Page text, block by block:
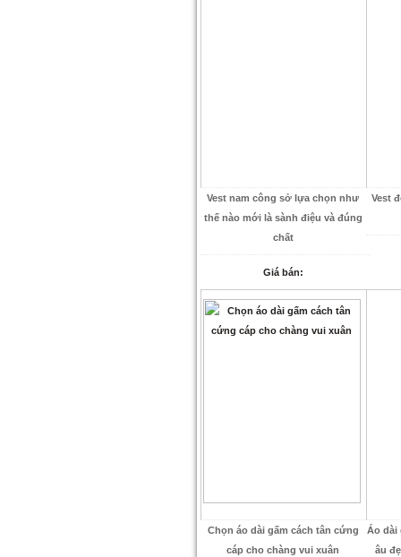
Vest nam công sở lựa chọn như
thế nào mới là sành điệu và đúng
chất
Giá bán:
Vest
Chọn áo dài gấm cách tân cứng
cáp cho chàng vui xuân
Áo dài
âu